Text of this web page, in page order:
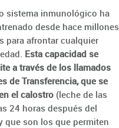
sistema inmunológico ha
desde hace millones
para afrontar cualquier
Esta capacidad se
a través de los llamados
de Transferencia, que se
el calostro (leche de las
24 horas después del
que son los que permiten